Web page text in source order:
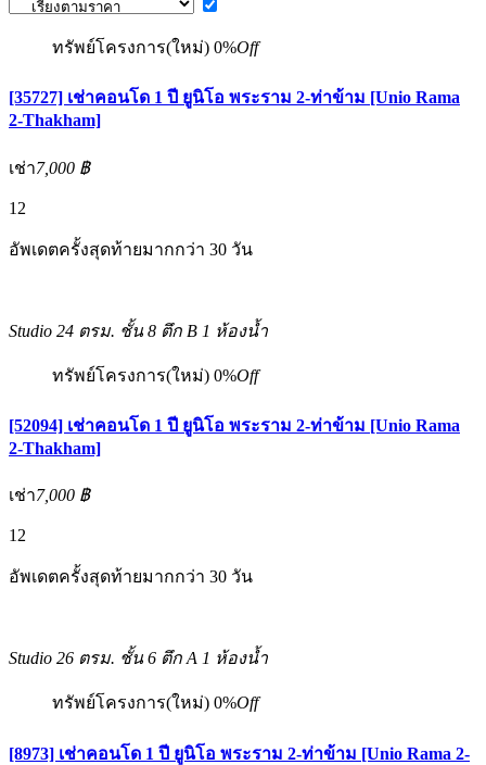
ทรัพย์โครงการ(ใหม่) 0%Off
[35727] เช่าคอนโด 1 ปี ยูนิโอ พระราม 2-ท่าข้าม [Unio Rama
2-Thakham]
เช่า7,000 ฿
12
อัพเดตครั้งสุดท้ายมากกว่า 30 วัน
Studio 24 ตรม. ชั้น 8 ตึก B 1 ห้องน้ำ
ทรัพย์โครงการ(ใหม่) 0%Off
[52094] เช่าคอนโด 1 ปี ยูนิโอ พระราม 2-ท่าข้าม [Unio Rama
2-Thakham]
เช่า7,000 ฿
12
อัพเดตครั้งสุดท้ายมากกว่า 30 วัน
Studio 26 ตรม. ชั้น 6 ตึก A 1 ห้องน้ำ
ทรัพย์โครงการ(ใหม่) 0%Off
[8973] เช่าคอนโด 1 ปี ยูนิโอ พระราม 2-ท่าข้าม [Unio Rama 2-